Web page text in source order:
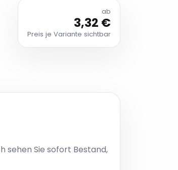
ab
3,32 €
Preis je Variante sichtbar
sehen Sie sofort Bestand,